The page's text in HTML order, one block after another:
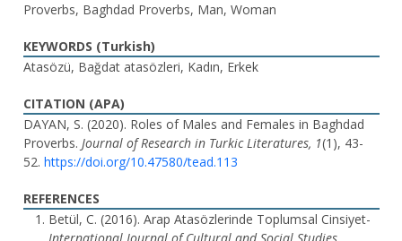
Proverbs, Baghdad Proverbs, Man, Woman
KEYWORDS (Turkish)
Atasözü, Bağdat atasözleri, Kadın, Erkek
CITATION (APA)
DAYAN, S. (2020). Roles of Males and Females in Baghdad
Proverbs. Journal of Research in Turkic Literatures, 1(1), 43-
52. https://doi.org/10.47580/tead.113
REFERENCES
Betül, C. (2016). Arap Atasözlerinde Toplumsal Cinsiyet-